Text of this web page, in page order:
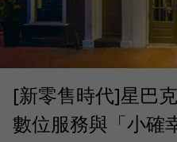
[新零售時代]星巴
數位服務與「小確